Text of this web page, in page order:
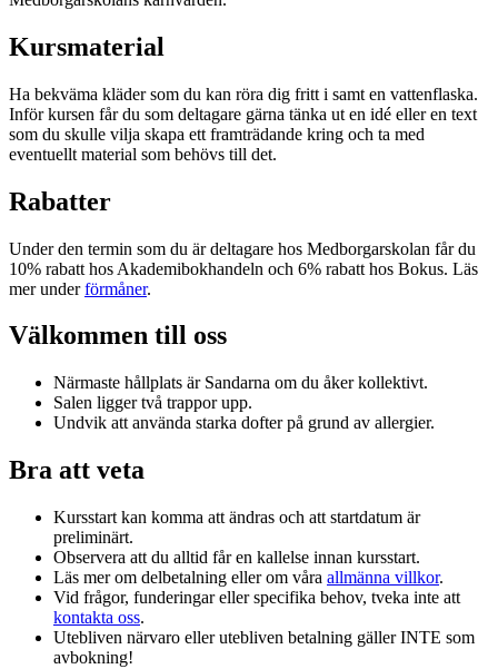
Kursmaterial
Ha bekväma kläder som du kan röra dig fritt i samt en vattenflaska.
Inför kursen får du som deltagare gärna tänka ut en idé eller en text
som du skulle vilja skapa ett framträdande kring och ta med
eventuellt material som behövs till det.
Rabatter
Under den termin som du är deltagare hos Medborgarskolan får du
10% rabatt hos Akademibokhandeln och 6% rabatt hos Bokus. Läs
mer underförmåner.
Välkommen till oss
Närmaste hållplats är Sandarna om du åker kollektivt.
Salen ligger två trappor upp.
Undvik att använda starka dofter på grund av allergier.
Bra att veta
Kursstart kan komma att ändras och att startdatum är
preliminärt.
Observera att du alltid får en kallelse innan kursstart.
Läs mer om delbetalning eller om våra allmänna villkor.
Vid frågor, funderingar eller specifika behov, tveka inte att
kontakta oss.
Utebliven närvaro eller utebliven betalning gäller INTE som
avbokning!